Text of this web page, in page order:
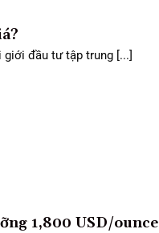
đầu tư tập trung [...]
1,800 USD/ounce